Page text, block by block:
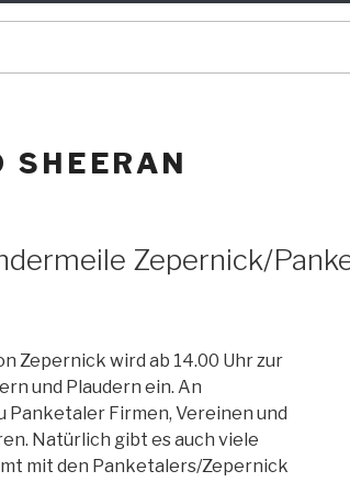
SHEERAN
Zepernick/
Zepernick wird ab 14.00 Uhr zur
und Plaudern ein. An
Panketaler Firmen, Vereinen und
Natürlich gibt es auch viele
mit den Panketalers/Zepernick